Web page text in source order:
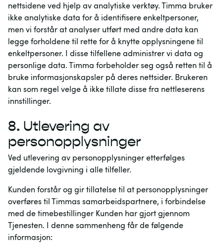
nettsidene ved hjelp av analytiske verktøy. Timma bruker
ikke analytiske data for å identifisere enkeltpersoner,
men vi forstår at analyser utført med andre data kan
legge forholdene til rette for å knytte opplysningene til
enkeltpersoner. I disse tilfellene administrer vi data og
personlige data. Timma forbeholder seg også retten til å
bruke informasjonskapsler på deres nettsider. Brukeren
kan som regel velge å ikke tillate disse fra nettleserens
innstillinger.
8. Utlevering av
personopplysninger
Ved utlevering av personopplysninger etterfølges
gjeldende lovgivning i alle tilfeller.
Kunden forstår og gir tillatelse til at personopplysninger
overføres til Timmas samarbeidspartnere, i forbindelse
med de timebestillinger Kunden har gjort gjennom
Tjenesten. I denne sammenheng får de følgende
informasjon: